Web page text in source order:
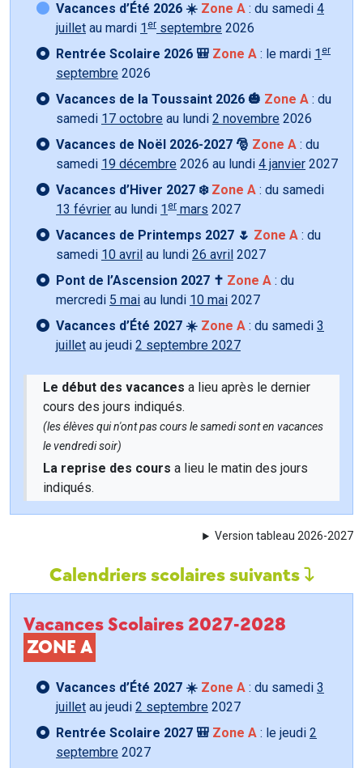
Vacances d’Été 2026 ☀️ Zone A : du samedi 4
juillet au mardi 1 er septembre 2026
Rentrée Scolaire 2026 🎒 Zone A : le mardi 1 er
septembre 2026
Vacances de la Toussaint 2026 🎃 Zone A : du
samedi 17 octobre au lundi 2 novembre 2026
Vacances de Noël 2026-2027 🎅 Zone A : du
samedi 19 décembre 2026 au lundi 4 janvier 2027
Vacances d’Hiver 2027 ❄️ Zone A : du samedi
13 février au lundi 1 er mars 2027
Vacances de Printemps 2027 🌷 Zone A : du
samedi 10 avril au lundi 26 avril 2027
Pont de l’Ascension 2027 ✝️ Zone A : du
mercredi 5 mai au lundi 10 mai 2027
Vacances d’Été 2027 ☀️ Zone A : du samedi 3
juillet au jeudi 2 septembre 2027
Le début des vacances a lieu après le dernier
cours des jours indiqués.
(les élèves qui n'ont pas cours le samedi sont en vacances
le vendredi soir)
La reprise des cours a lieu le matin des jours
indiqués.
Version tableau 2026-2027
Calendriers scolaires suivants
Vacances Scolaires 2027-2028
ZONE A
Vacances d’Été 2027 ☀️ Zone A : du samedi 3
juillet au jeudi 2 septembre 2027
Rentrée Scolaire 2027 🎒 Zone A : le jeudi 2
septembre 2027